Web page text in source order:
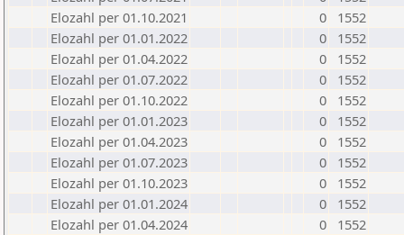
Elozahl per 01.10.2021
0
1552
Elozahl per 01.01.2022
0
1552
Elozahl per 01.04.2022
0
1552
Elozahl per 01.07.2022
0
1552
Elozahl per 01.10.2022
0
1552
Elozahl per 01.01.2023
0
1552
Elozahl per 01.04.2023
0
1552
Elozahl per 01.07.2023
0
1552
Elozahl per 01.10.2023
0
1552
Elozahl per 01.01.2024
0
1552
Elozahl per 01.04.2024
0
1552